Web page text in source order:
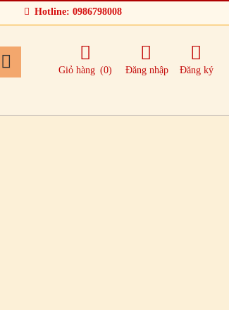
Hotline: 0986798008
Giỏ hàng (0) Đăng nhập Đăng ký